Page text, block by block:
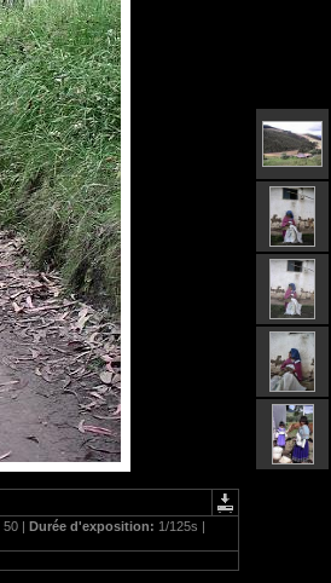
50 | Durée d'exposition: 1/125s |